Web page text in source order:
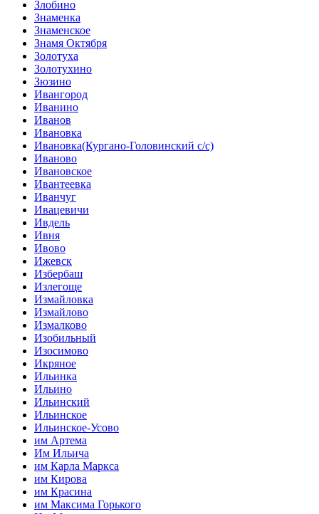
Злобино
Знаменка
Знаменское
Знамя Октября
Золотуха
Золотухино
Зюзино
Ивангород
Иванино
Иванов
Ивановка
Ивановка(Кургано-Головинский с/с)
Иваново
Ивановское
Ивантеевка
Иванчуг
Ивацевичи
Ивдель
Ивня
Ивово
Ижевск
Избербаш
Излегоще
Измайловка
Измайлово
Измалково
Изобильный
Изосимово
Икряное
Ильинка
Ильино
Ильинский
Ильинское
Ильинское-Усово
им Артема
Им Ильича
им Карла Маркса
им Кирова
им Красина
им Максима Горького